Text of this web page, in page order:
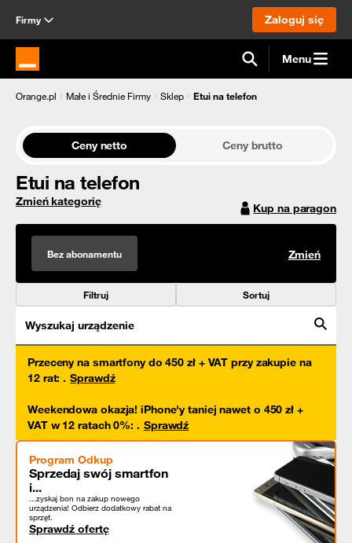
Firmy Zaloguj się
Strona główna Orange.pl Menu
Orange.pl Małe i Średnie Firmy Sklep Etui na telefon
Ceny netto Ceny brutto
Etui na telefon
Zmień kategorię Kup na paragon
Bez abonamentu Zmień
Filtruj Sortuj
Wyszukaj urządzenie
Przeceny na smartfony do 450 zł + VAT przy zakupie na
12 rat: . Sprawdź
Weekendowa okazja! iPhone'y taniej nawet o 450 zł +
VAT w 12 ratach 0%: . Sprawdź
Program Odkup
Sprzedaj swój smartfon
i...
...zyskaj bon na zakup nowego
urządzenia! Odbierz dodatkowy rabat na
sprzęt.
Sprawdź ofertę